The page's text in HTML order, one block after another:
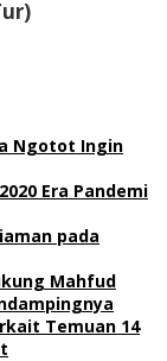
Ngotot Ingin
Era Pandemi
pada
Mahfud
Temuan 14